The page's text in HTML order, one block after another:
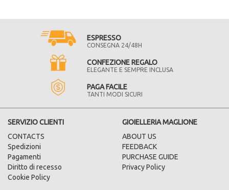
ESPRESSO
CONSEGNA 24/48H
CONFEZIONE REGALO
ELEGANTE E SEMPRE INCLUSA
PAGA FACILE
TANTI MODI SICURI
SERVIZIO CLIENTI
CONTACTS
Spedizioni
Pagamenti
Diritto di recesso
Cookie Policy
GIOIELLERIA MAGLIONE
ABOUT US
FEEDBACK
PURCHASE GUIDE
Privacy Policy